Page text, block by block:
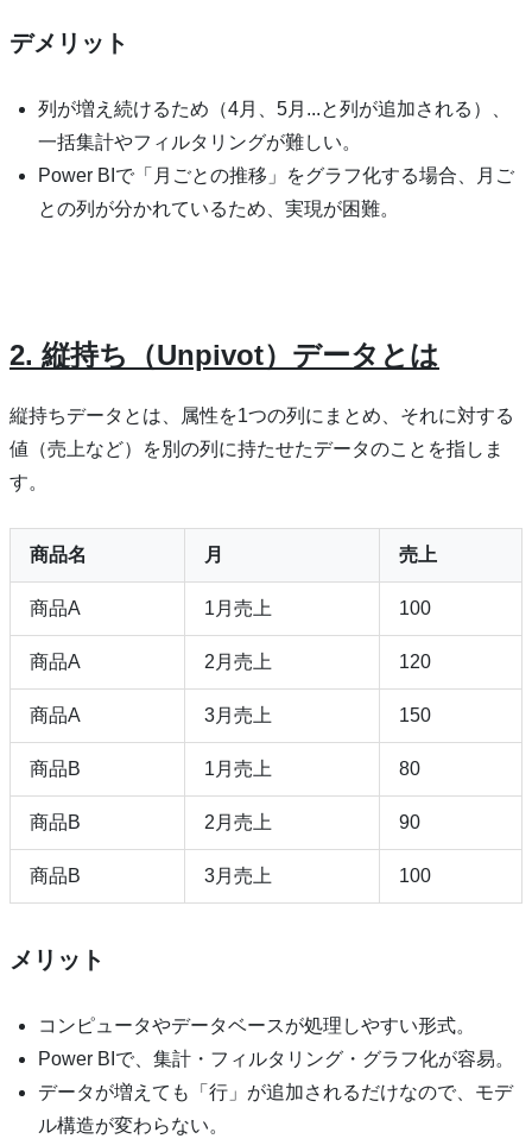
デメリット
列が増え続けるため（4月、5月...と列が追加される）、
一括集計やフィルタリングが難しい。
Power BIで「月ごとの推移」をグラフ化する場合、月ご
との列が分かれているため、実現が困難。
2. 縦持ち（Unpivot）データとは
縦持ちデータとは、属性を1つの列にまとめ、それに対する
値（売上など）を別の列に持たせたデータのことを指しま
す。
商品名 月 売上
商品A 1月売上 100
商品A 2月売上 120
商品A 3月売上 150
商品B 1月売上 80
商品B 2月売上 90
商品B 3月売上 100
メリット
コンピュータやデータベースが処理しやすい形式。
Power BIで、集計・フィルタリング・グラフ化が容易。
データが増えても「行」が追加されるだけなので、モデ
ル構造が変わらない。